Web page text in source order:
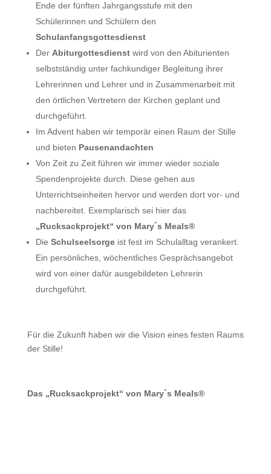
Ende der fünften Jahrgangsstufe mit den
Schülerinnen und Schülern den
Schulanfangsgottesdienst
Der Abiturgottesdienstwird von den Abiturienten
selbstständig unter fachkundiger Begleitung ihrer
Lehrerinnen und Lehrer und in Zusammenarbeit mit
den örtlichen Vertretern der Kirchen geplant und
durchgeführt.
Im Advent haben wir temporär einen Raum der Stille
und bieten Pausenandachten
Von Zeit zu Zeit führen wir immer wieder soziale
Spendenprojekte durch. Diese gehen aus
Unterrichtseinheiten hervor und werden dort vor- und
nachbereitet. Exemplarisch sei hier das
„Rucksackprojekt“ von Mary´s Meals®
Die Schulseelsorgeist fest im Schulalltag verankert.
Ein persönliches, wöchentliches Gesprächsangebot
wird von einer dafür ausgebildeten Lehrerin
durchgeführt.
Für die Zukunft haben wir die Vision eines festen Raums
der Stille!
Das „Rucksackprojekt“ von Mary´s Meals®